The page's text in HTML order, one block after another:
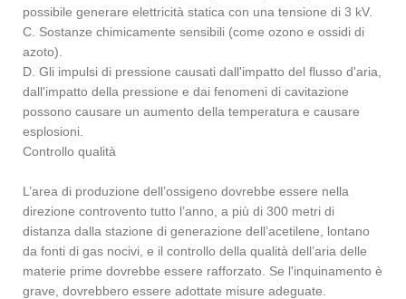
possibile generare elettricità statica con una tensione di 3 kV.
C. Sostanze chimicamente sensibili (come ozono e ossidi di
azoto).
D. Gli impulsi di pressione causati dall'impatto del flusso d'aria,
dall'impatto della pressione e dai fenomeni di cavitazione
possono causare un aumento della temperatura e causare
esplosioni.
Controllo qualità
L’area di produzione dell’ossigeno dovrebbe essere nella
direzione controvento tutto l’anno, a più di 300 metri di
distanza dalla stazione di generazione dell’acetilene, lontano
da fonti di gas nocivi, e il controllo della qualità dell’aria delle
materie prime dovrebbe essere rafforzato. Se l'inquinamento è
grave, dovrebbero essere adottate misure adeguate.